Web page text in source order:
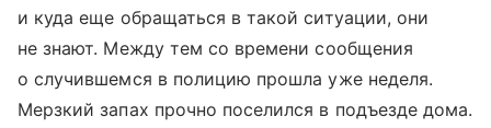
и куда еще обращаться в такой ситуации, они
не знают. Между тем со времени сообщения
о случившемся в полицию прошла уже неделя.
Мерзкий запах прочно поселился в подъезде дома.